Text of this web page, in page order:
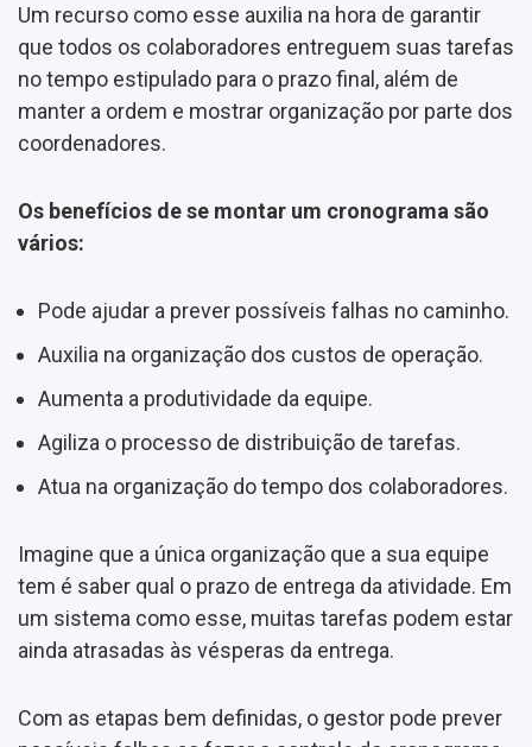
Um recurso como esse auxilia na hora de garantir
que todos os colaboradores entreguem suas tarefas
no tempo estipulado para o prazo final, além de
manter a ordem e mostrar organização por parte dos
coordenadores.
Os benefícios de se montar um cronograma são
vários:
Pode ajudar a prever possíveis falhas no caminho.
Auxilia na organização dos custos de operação.
Aumenta a produtividade da equipe.
Agiliza o processo de distribuição de tarefas.
Atua na organização do tempo dos colaboradores.
Imagine que a única organização que a sua equipe
tem é saber qual o prazo de entrega da atividade. Em
um sistema como esse, muitas tarefas podem estar
ainda atrasadas às vésperas da entrega.
Com as etapas bem definidas, o gestor pode prever